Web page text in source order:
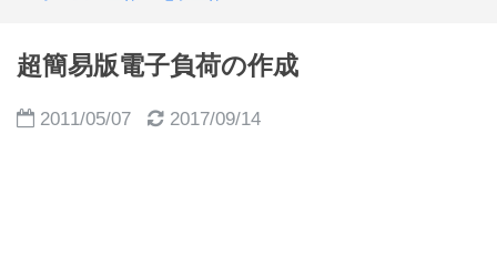
超簡易版電子負荷の作成
2011/05/07 2017/09/14